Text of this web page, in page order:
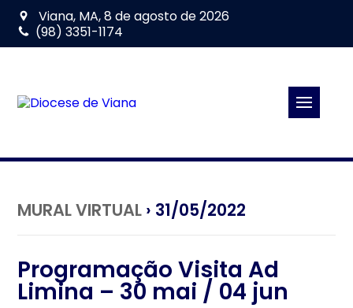
Viana, MA, 8 de agosto de 2026
(98) 3351-1174
MURAL VIRTUAL › 31/05/2022
Programação Visita Ad
Limina – 30 mai / 04 jun